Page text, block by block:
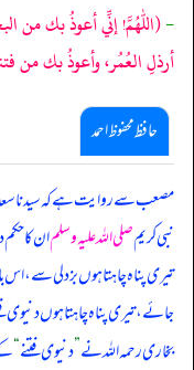
-(اللهمّ! إنِّي أعوذُ بك من
أرذلِ العُمُر، وأعوذُ بك من
حافظ محفوظ احمد
مصعب سے روایت ہے کہ سیدنا سعد
نبی کریمصلی اللہ علیہ وسلمان کا
تیری پناہ چاہتا ہوں بزدلی سے، اس
جائے، تیری پناہ چاہتا ہوں
بخاری رحمہ اللہ نے”دنیوی فتنے“